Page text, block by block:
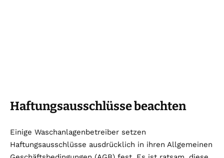
Haftungsausschlüsse beachten
Einige Waschanlagenbetreiber setzen
Haftungsausschlüsse ausdrücklich in ihren Allgemeinen